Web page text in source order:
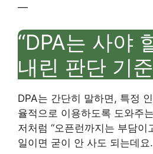
—
“DPA는 사야
내린 판단 기준
DPA는 간단히 말하면, 특정
율적으로 이용하도록 도와주
저처럼 “오픈런까지는 부담이
일이면 굳이 안 사도 되는데요.